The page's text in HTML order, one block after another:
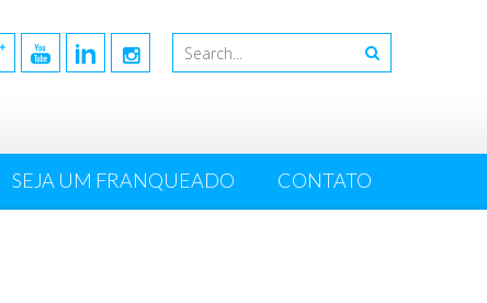
SEJA UM FRANQUEADO CONTATO